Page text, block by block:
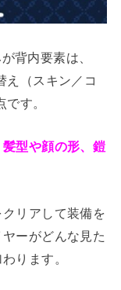
背内要素は、
え（スキン／コ
す。
型や顔の形、鎧
リアして装備を
ーがどんな見た
ります。